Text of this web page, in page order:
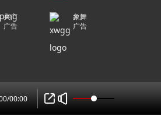
央广
广告
象舞
广告
/00:00